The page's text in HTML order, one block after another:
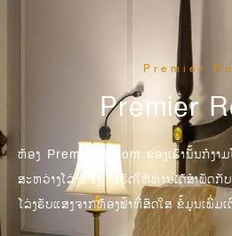
Premier
Premier
ຫ້ອງ Premier Room ຂອງເຮົານັ້ນກໍງາ
ສະຫວ່າງໂລ່ງແຈ້ງ, ເຮັດໃຫ້ທ່ານໄດ້ສຳພັດ
ໂລ່ງຮັບແສງຈາກທ້ອງຟ້າທີ່ສົດໃສ ຂໍ້ມູນເພີ່ມ